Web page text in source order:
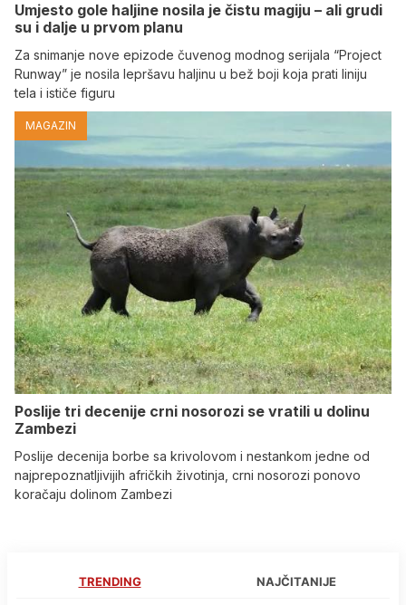
Umjesto gole haljine nosila je čistu magiju – ali grudi
su i dalje u prvom planu
Za snimanje nove epizode čuvenog modnog serijala “Project
Runway” je nosila lepršavu haljinu u bež boji koja prati liniju
tela i ističe figuru
MAGAZIN
Poslije tri decenije crni nosorozi se vratili u dolinu
Zambezi
Poslije decenija borbe sa krivolovom i nestankom jedne od
najprepoznatljivijih afričkih životinja, crni nosorozi ponovo
koračaju dolinom Zambezi
TRENDING NAJČITANIJE